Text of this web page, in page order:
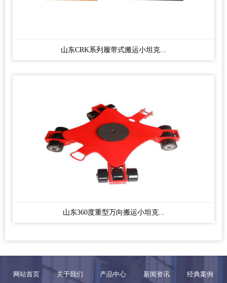
山东CRK系列履带式搬运小坦克...
山东360度重型万向搬运小坦克...
网站首页 关于我们 产品中心 新闻资讯
经典案例